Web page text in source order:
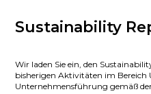
Sustainability
Wir laden Sie ein, den
bisherigen Aktivitäten im Bereich
Unternehmensführung gemäß